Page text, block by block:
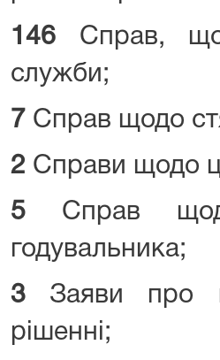
146 Справ, що
служби;
7 Справ щодо
2 Справи щодо
5 Справ
годувальника;
3 Заяви про
рішенні;